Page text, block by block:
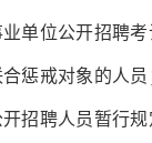
单位公开招聘
惩戒对象的人员
招聘人员暂行